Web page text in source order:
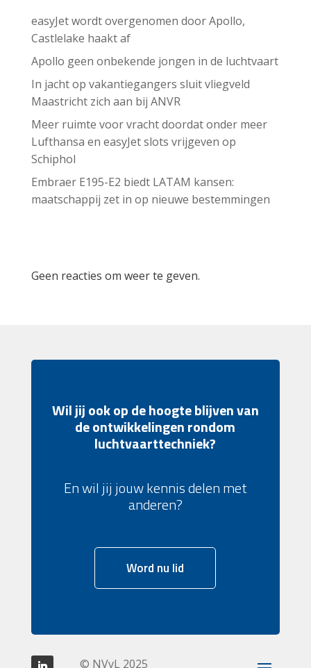
easyJet wordt overgenomen door Apollo,
Castlelake haakt af
Apollo geen onbekende jongen in de luchtvaart
In jacht op vakantiegangers sluit vliegveld
Maastricht zich aan bij ANVR
Meer ruimte voor vracht doordat onder meer
Lufthansa en easyJet slots vrijgeven op
Schiphol
Embraer E195-E2 biedt LATAM kansen:
maatschappij zet in op nieuwe bestemmingen
Geen reacties om weer te geven.
Wil jij ook op de hoogte blijven van
de ontwikkelingen rondom
luchtvaarttechniek?
En wil jij jouw kennis delen met
anderen?
Word nu lid
© NVvL 2025